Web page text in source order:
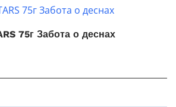
75г Забота о деснах